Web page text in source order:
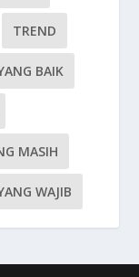
TREND
BAIK
MASIH
WAJIB